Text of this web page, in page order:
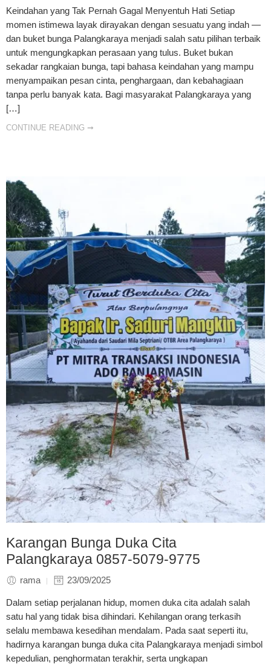
Keindahan yang Tak Pernah Gagal Menyentuh Hati Setiap
momen istimewa layak dirayakan dengan sesuatu yang indah —
dan buket bunga Palangkaraya menjadi salah satu pilihan terbaik
untuk mengungkapkan perasaan yang tulus. Buket bukan
sekadar rangkaian bunga, tapi bahasa keindahan yang mampu
menyampaikan pesan cinta, penghargaan, dan kebahagiaan
tanpa perlu banyak kata. Bagi masyarakat Palangkaraya yang
[…]
CONTINUE READING ➞
Karangan Bunga Duka Cita
Palangkaraya 0857-5079-9775
rama 23/09/2025
Dalam setiap perjalanan hidup, momen duka cita adalah salah
satu hal yang tidak bisa dihindari. Kehilangan orang terkasih
selalu membawa kesedihan mendalam. Pada saat seperti itu,
hadirnya karangan bunga duka cita Palangkaraya menjadi simbol
kepedulian, penghormatan terakhir, serta ungkapan